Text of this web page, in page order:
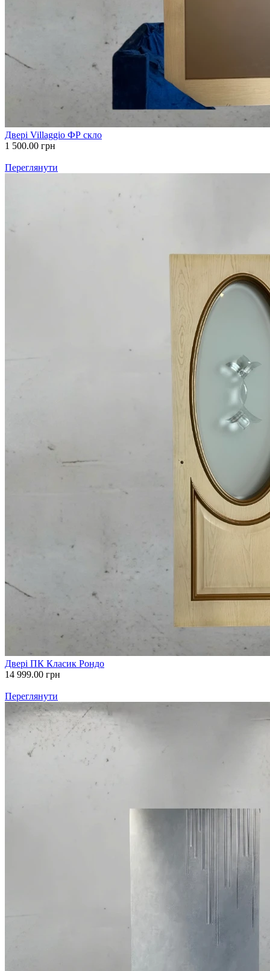
Двері Villaggio ФР скло
1 500.00 грн
Переглянути
Двері ПК Класик Рондо
14 999.00 грн
Переглянути